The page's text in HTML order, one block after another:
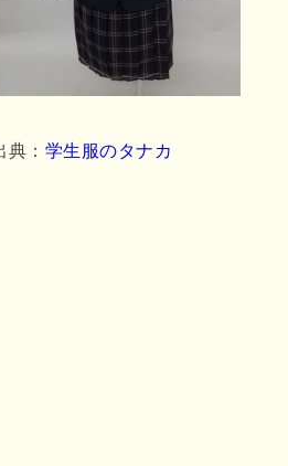
典： 学生服のタナカ